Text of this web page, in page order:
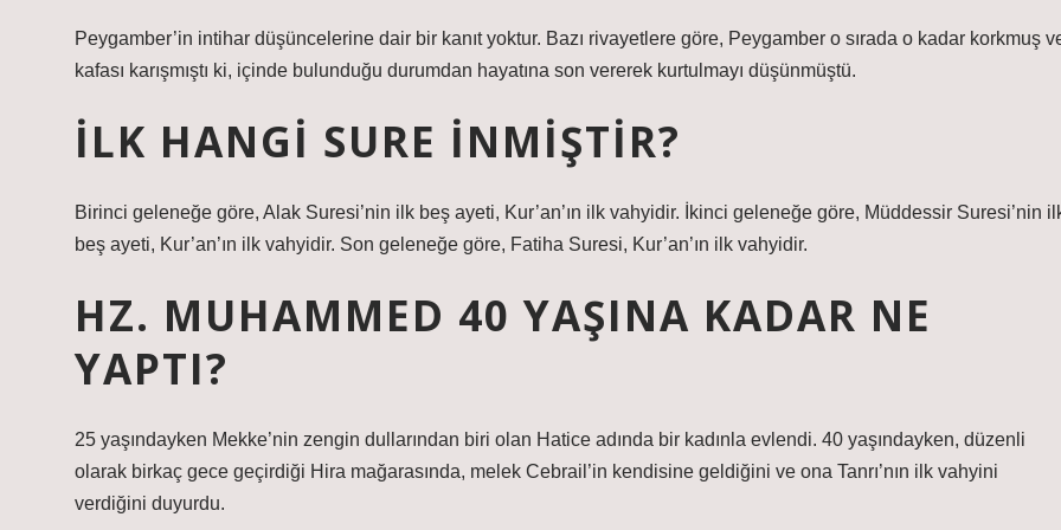
Peygamber’in intihar düşüncelerine dair bir kanıt yoktur. Bazı rivayetlere göre, Peygamber o sırada o kadar korkmuş
kafası karışmıştı ki, içinde bulunduğu durumdan hayatına son vererek kurtulmayı düşünmüştü.
İLK HANGI SURE INMIŞTIR?
Birinci geleneğe göre, Alak Suresi’nin ilk beş ayeti, Kur’an’ın ilk vahyidir. İkinci geleneğe göre, Müddessir Suresi’nin
beş ayeti, Kur’an’ın ilk vahyidir. Son geleneğe göre, Fatiha Suresi, Kur’an’ın ilk vahyidir.
HZ. MUHAMMED 40 YAŞINA KADAR NE
YAPTI?
25 yaşındayken Mekke’nin zengin dullarından biri olan Hatice adında bir kadınla evlendi. 40 yaşındayken, düzenli
olarak birkaç gece geçirdiği Hira mağarasında, melek Cebrail’in kendisine geldiğini ve ona Tanrı’nın ilk vahyini
verdiğini duyurdu.